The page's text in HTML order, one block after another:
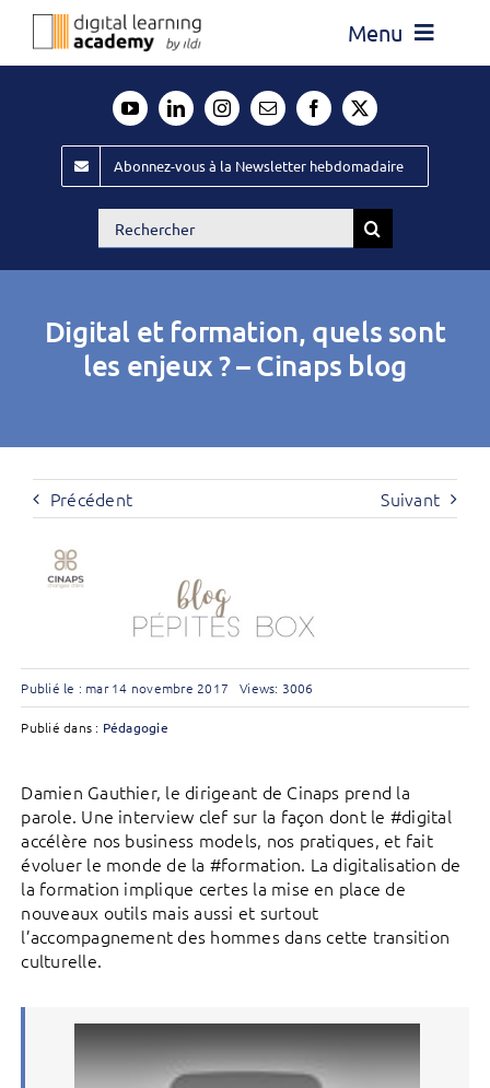
Passer
Menu
Évènements ILDI
Offres d’emploi
Publiez
Abonnez-vous à la Newsletter hebdomadaire
Rechercher:
Digital et formation, quels sont
les enjeux ? – Cinaps blog
Précédent Suivant
Publié le : mar 14 novembre 2017 Views: 3006
Publié dans : Pédagogie
Damien Gauthier, le dirigeant de Cinaps prend la
parole. Une interview clef sur la façon dont le #digital
accélère nos business models, nos pratiques, et fait
évoluer le monde de la #formation. La digitalisation de
la formation implique certes la mise en place de
nouveaux outils mais aussi et surtout
l’accompagnement des hommes dans cette transition
culturelle.